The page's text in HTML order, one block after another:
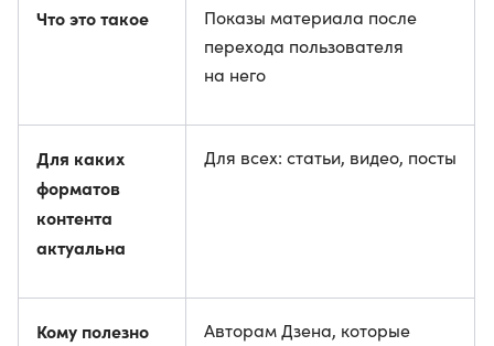
Что это такое
Показы материала после
перехода пользователя
на него
Для каких
форматов
контента
актуальна
Для всех: статьи, видео, посты
Кому полезно
Авторам Дзена, которые